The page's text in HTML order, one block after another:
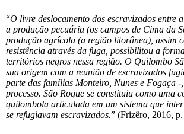
“O livre deslocamento dos escravizados entre
a produção pecuária (os campos de Cima da
produção agrícola (a região litorânea), assim
resistência através da fuga, possibilitou a
territórios negros nessa região. O Quilombo
sua origem com a reunião de escravizados
parte das famílias Monteiro, Nunes e Fogaça -,
processo. São Roque se constituiu como uma
quilombola articulada em um sistema que
se refugiavam escravizados.” (Frizêro, 2016,